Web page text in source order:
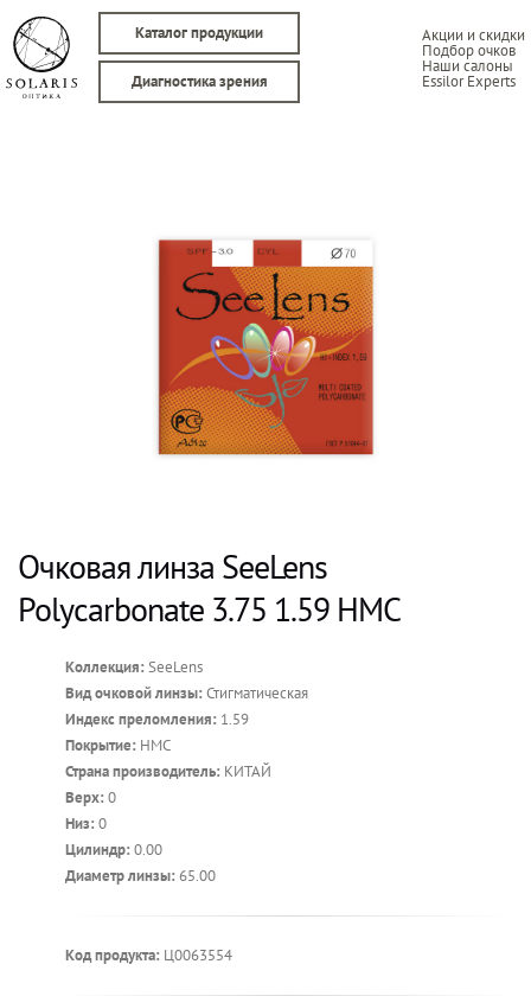
Каталог продукции Акции и скидки
Подбор очков
Наши салоны
Essilor Experts
Диагностика зрения
Очковая линза SeeLens
Polycarbonate 3.75 1.59 HMC
Коллекция: SeeLens
Вид очковой линзы: Стигматическая
Индекс преломления: 1.59
Покрытие: HMC
Страна производитель: КИТАЙ
Верх: 0
Низ: 0
Цилиндр: 0.00
Диаметр линзы: 65.00
Код продукта: Ц0063554